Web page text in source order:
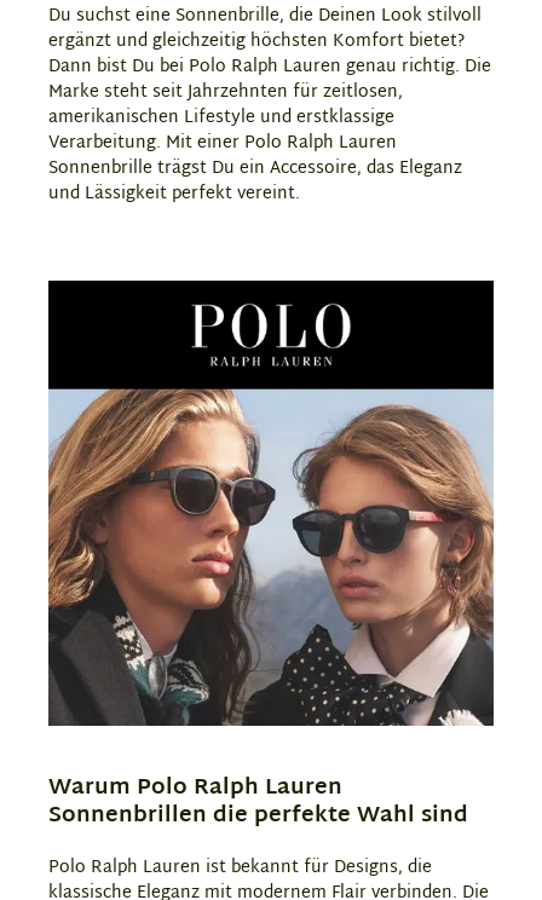
Du suchst eine Sonnenbrille, die Deinen Look stilvoll
ergänzt und gleichzeitig höchsten Komfort bietet?
Dann bist Du bei Polo Ralph Lauren genau richtig. Die
Marke steht seit Jahrzehnten für zeitlosen,
amerikanischen Lifestyle und erstklassige
Verarbeitung. Mit einer Polo Ralph Lauren
Sonnenbrille trägst Du ein Accessoire, das Eleganz
und Lässigkeit perfekt vereint.
Warum Polo Ralph Lauren
Sonnenbrillen die perfekte Wahl sind
Polo Ralph Lauren ist bekannt für Designs, die
klassische Eleganz mit modernem Flair verbinden. Die